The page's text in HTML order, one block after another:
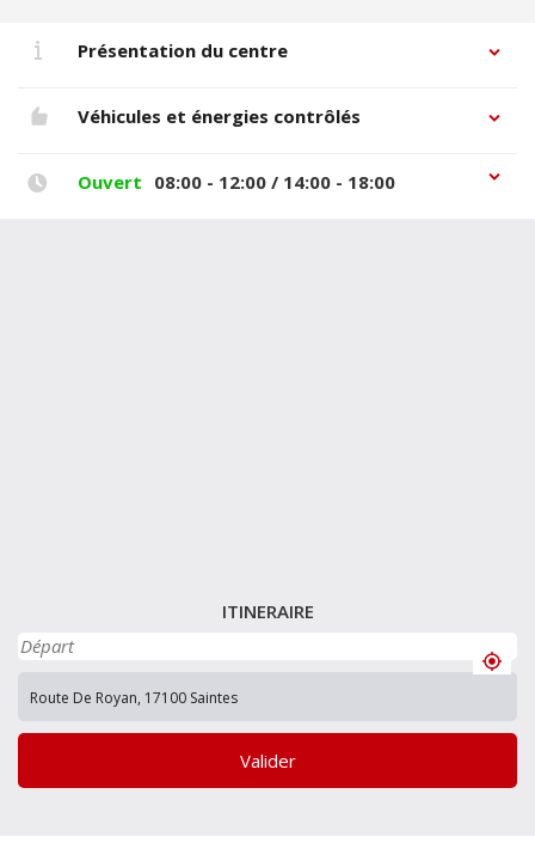
Présentation du centre
Véhicules et énergies contrôlés
Ouvert 08:00 - 12:00 / 14:00 - 18:00
ITINERAIRE
Valider